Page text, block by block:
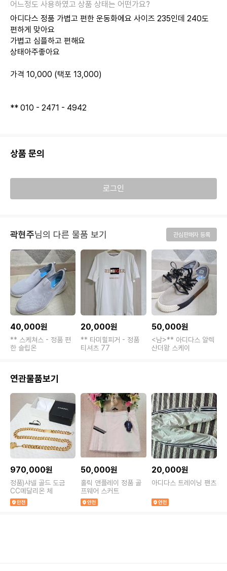
아디다스 정품 가볍고 편한 운동화에요 사이즈 235인데 240도
편하게 맞아요
가볍고 심플하고 편해요
상태아주좋아요​
가격 10,000 (택포 13,000)
** 010 - 2471 - 4942
상품 문의
로그인
곽현주님의 다른 물품 보기 관심판매자 등록
40,000원
** 스케쳐스 - 정품 편
한 슬립온
20,000원
** 타미힐피거 - 정품
티셔츠 77
50,000원
<남>** 아디다스 알렉
산더왕 스케이
연관물품보기
970,000원
정품)샤넬 골드 도금
CC메달리온 체
50,000원
홀릭 앤플레이 정품 골
프웨어 스커트
20,000원
아디다스 트레이닝 팬츠